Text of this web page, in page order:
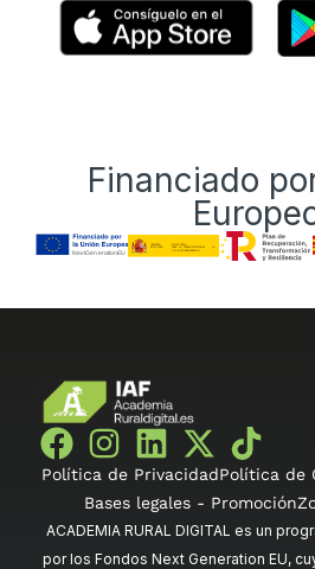
Financiado
Política de PrivacidadPolítica de
Bases legales - Promoción
ACADEMIA RURAL DIGITAL es un
por los Fondos Next Generation EU,